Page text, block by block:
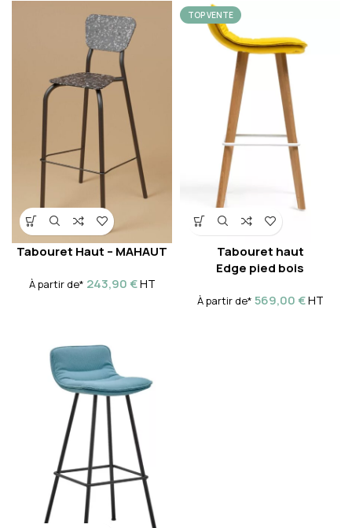
Tabouret Haut – MAHAUT
À partir de* 243,90€HT
TOP VENTE
Tabouret haut
Edge pied bois
À partir de* 569,00€HT